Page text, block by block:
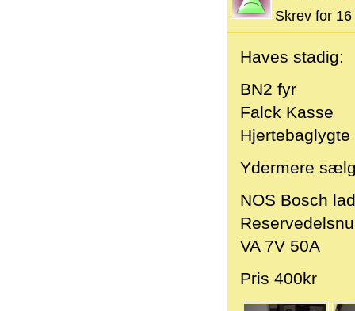
Skrev for
Haves stadig:
BN2 fyr
Falck Kasse
Hjertebaglygte
Ydermere
NOS Bosch
VA 7V 50A
Pris 400kr